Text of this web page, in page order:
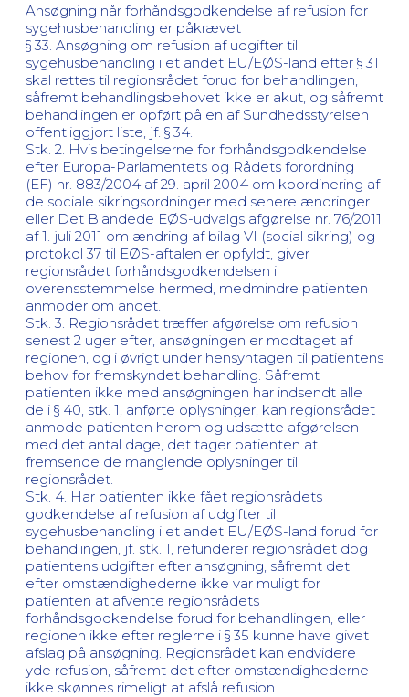
Ansøgning når forhåndsgodkendelse af refusion for
sygehusbehandling er påkrævet
§ 33. Ansøgning om refusion af udgifter til
sygehusbehandling i et andet EU/EØS-land efter § 31
skal rettes til regionsrådet forud for behandlingen,
såfremt behandlingsbehovet ikke er akut, og såfremt
behandlingen er opført på en af Sundhedsstyrelsen
offentliggjort liste, jf. § 34.
Stk. 2. Hvis betingelserne for forhåndsgodkendelse
efter Europa-Parlamentets og Rådets forordning
(EF) nr. 883/2004 af 29. april 2004 om koordinering af
de sociale sikringsordninger med senere ændringer
eller Det Blandede EØS-udvalgs afgørelse nr. 76/2011
af 1. juli 2011 om ændring af bilag VI (social sikring) og
protokol 37 til EØS-aftalen er opfyldt, giver
regionsrådet forhåndsgodkendelsen i
overensstemmelse hermed, medmindre patienten
anmoder om andet.
Stk. 3. Regionsrådet træffer afgørelse om refusion
senest 2 uger efter, ansøgningen er modtaget af
regionen, og i øvrigt under hensyntagen til patientens
behov for fremskyndet behandling. Såfremt
patienten ikke med ansøgningen har indsendt alle
de i § 40, stk. 1, anførte oplysninger, kan regionsrådet
anmode patienten herom og udsætte afgørelsen
med det antal dage, det tager patienten at
fremsende de manglende oplysninger til
regionsrådet.
Stk. 4. Har patienten ikke fået regionsrådets
godkendelse af refusion af udgifter til
sygehusbehandling i et andet EU/EØS-land forud for
behandlingen, jf. stk. 1, refunderer regionsrådet dog
patientens udgifter efter ansøgning, såfremt det
efter omstændighederne ikke var muligt for
patienten at afvente regionsrådets
forhåndsgodkendelse forud for behandlingen, eller
regionen ikke efter reglerne i § 35 kunne have givet
afslag på ansøgning. Regionsrådet kan endvidere
yde refusion, såfremt det efter omstændighederne
ikke skønnes rimeligt at afslå refusion.